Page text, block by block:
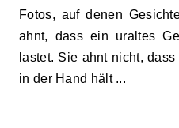
Fotos, auf denen
ahnt, dass ein uraltes
lastet. Sie ahnt nicht,
in der Hand hält ...